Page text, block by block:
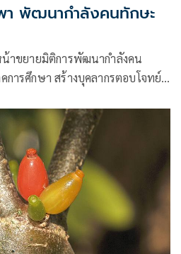
า พัฒนากำลังคนทักษะ
น้าขยายมิติการพัฒนากำลังคน
ารศึกษา สร้างบุคลากรตอบโจทย์